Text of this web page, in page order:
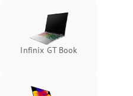
Infinix GT Book